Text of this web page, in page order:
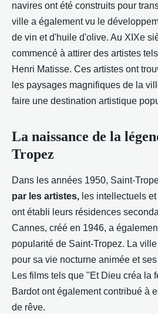
navires ont été construits pour
ville a également vu le
de vin et d'huile d'olive. Au XIXe
commencé à attirer des artistes
Henri Matisse. Ces artistes ont
les paysages magnifiques de la
faire une destination artistique
La naissance de la
Tropez
Dans les années 1950, Saint-
par les artistes, les intellectuels
ont établi leurs résidences
Cannes, créé en 1946, a
popularité de Saint-Tropez. La
pour sa vie nocturne animée et
Les films tels que "Et Dieu créa la
Bardot ont également contribué à
de rêve.